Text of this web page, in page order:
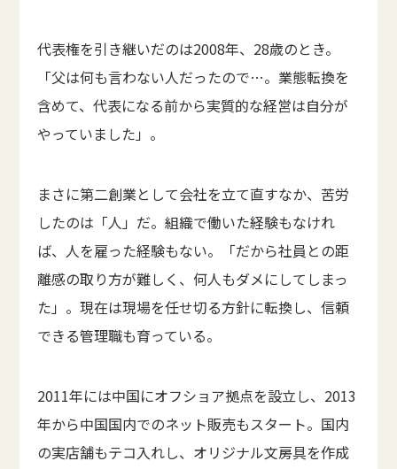
代表権を引き継いだのは2008年、28歳のとき。
「父は何も言わない人だったので…。業態転換を
含めて、代表になる前から実質的な経営は自分が
やっていました」。
まさに第二創業として会社を立て直すなか、苦労
したのは「人」だ。組織で働いた経験もなけれ
ば、人を雇った経験もない。「だから社員との距
離感の取り方が難しく、何人もダメにしてしまっ
た」。現在は現場を任せ切る方針に転換し、信頼
できる管理職も育っている。
2011年には中国にオフショア拠点を設立し、2013
年から中国国内でのネット販売もスタート。国内
の実店舗もテコ入れし、オリジナル文房具を作成